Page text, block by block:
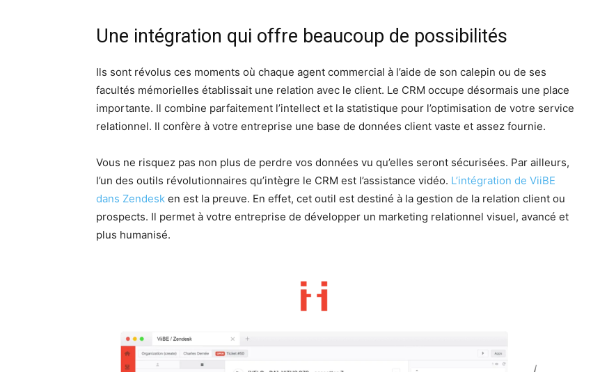
Une intégration qui offre beaucoup de possibilités
Ils sont révolus ces moments où chaque agent commercial à l’aide de son calepin ou de ses
facultés mémorielles établissait une relation avec le client. Le CRM occupe désormais une place
importante. Il combine parfaitement l’intellect et la statistique pour l’optimisation de votre service
relationnel. Il confère à votre entreprise une base de données client vaste et assez fournie.
Vous ne risquez pas non plus de perdre vos données vu qu’elles seront sécurisées. Par ailleurs,
l’un des outils révolutionnaires qu’intègre le CRM est l’assistance vidéo. L’intégration de ViiBE
dans Zendesk en est la preuve. En effet, cet outil est destiné à la gestion de la relation client ou
prospects. Il permet à votre entreprise de développer un marketing relationnel visuel, avancé et
plus humanisé.